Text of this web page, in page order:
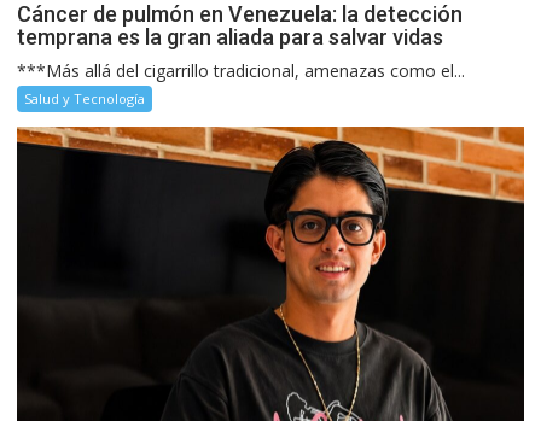
Cáncer de pulmón en Venezuela: la detección
temprana es la gran aliada para salvar vidas
***Más allá del cigarrillo tradicional, amenazas como el...
Salud y Tecnología